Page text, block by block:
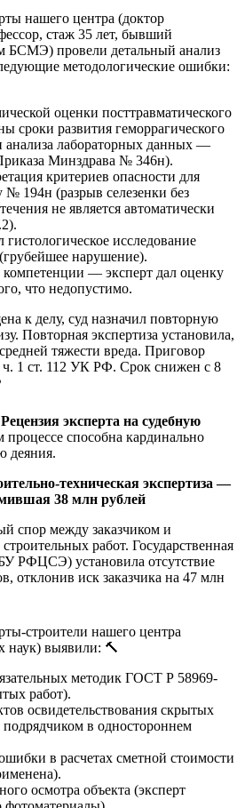
нашего центра (доктор
стаж 35 лет, бывший
БСМЭ) провели детальный анализ
методологические ошибки:
оценки посттравматического
сроки развития геморрагического
анализа лабораторных данных —
Минздрава № 346н).
критериев опасности для
194н (разрыв селезенки без
не является автоматически
исследование
нарушение).
— эксперт дал оценку
что недопустимо.
к делу, суд назначил повторную
Повторная экспертиза установила,
тяжести вреда. Приговор
ч. 1 ст. 112 УК РФ. Срок снижен с 8
Рецензия эксперта на судебную
процессе способна кардинально
деяния.
техническая экспертиза —
38 млн рублей
спор между заказчиком и
работ. Государственная
РФЦСЭ) установила отсутствие
отклонив иск заказчика на 47 млн
строители нашего центра
наук) выявили: 🔨
методик ГОСТ Р 58969-
работ).
освидетельствования скрытых
в одностороннем
в расчетах сметной стоимости
осмотра объекта (эксперт